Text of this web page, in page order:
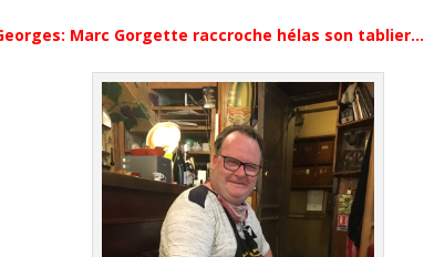
Marc Gorgette raccroche hélas son tablier…